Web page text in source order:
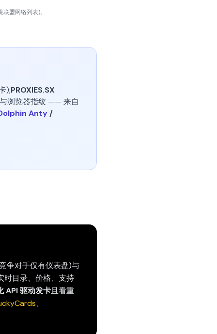
盟网络列表)。
);PROXIES.SX
浏览器指纹 —— 来自
Anty /
争对手仅有仪表盘)与
时目录、价格、支持
API 驱动发卡且看重
、